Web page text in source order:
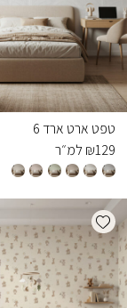
טפט ארט ארד 6
₪129 למ״ר
Add wishlist